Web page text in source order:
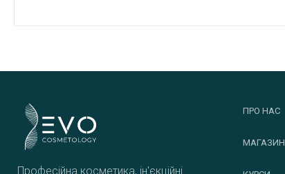
Професійна косметика, ін'єкційні
ПРО НАС
МАГАЗИН